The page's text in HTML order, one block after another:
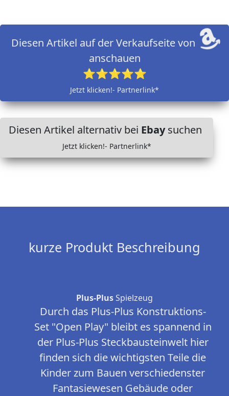
Diesen Artikel auf der Verkaufseite von
anschauen
⭐⭐⭐⭐⭐
Jetzt klicken!- Partnerlink*
Diesen Artikel alternativ bei Ebaysuchen
Jetzt klicken!- Partnerlink*
kurze Produkt Beschreibung
Plus-PlusSpielzeug
Durch das Plus-Plus Konstruktions-
Set "Open Play" bleibt es spannend in
der Plus-Plus Steckbausteinwelt hier
finden sich die wichtigsten Teile die
Kinder zum Bauen verschiedenster
Fantasiewesen Gebäude oder